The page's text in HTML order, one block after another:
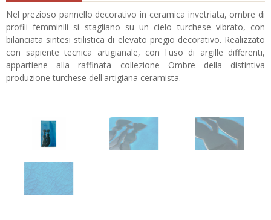
Nel prezioso pannello decorativo in ceramica invetriata, ombre di
profili femminili si stagliano su un cielo turchese vibrato, con
bilanciata sintesi stilistica di elevato pregio decorativo. Realizzato
con sapiente tecnica artigianale, con l'uso di argille differenti,
appartiene alla raffinata collezione Ombre della distintiva
produzione turchese dell'artigiana ceramista.